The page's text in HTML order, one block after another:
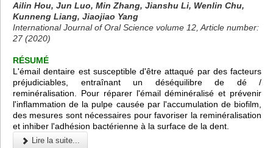
Ailin Hou, Jun Luo, Min Zhang, Jianshu Li, Wenlin Chu,
Kunneng Liang, Jiaojiao Yang
International Journal of Oral Science volume 12, Article number:
27 (2020)
RÉSUMÉ
L'émail dentaire est susceptible d'être attaqué par des facteurs
préjudiciables, entraînant un déséquilibre de dé /
reminéralisation. Pour réparer l'émail déminéralisé et prévenir
l'inflammation de la pulpe causée par l'accumulation de biofilm,
des mesures sont nécessaires pour favoriser la reminéralisation
et inhiber l'adhésion bactérienne à la surface de la dent.
Lire la suite...